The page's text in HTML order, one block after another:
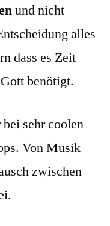
und nicht
alles
dass es Zeit
benötigt.
sehr coolen
Von Musik
zwischen